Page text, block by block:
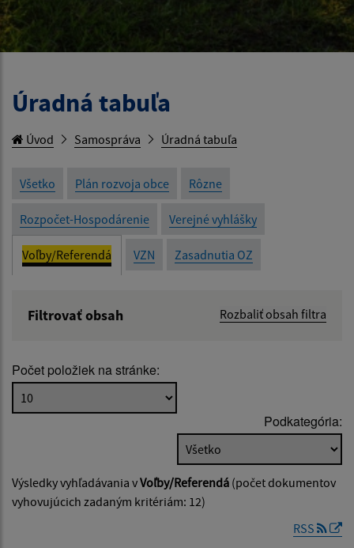
Úradná tabuľa
Úvod Samospráva Úradná tabuľa
Všetko Plán rozvoja obce Rôzne
Rozpočet-Hospodárenie Verejné vyhlášky
Voľby/Referendá VZN Zasadnutia OZ
Filtrovať obsah Rozbaliť obsah filtra
Popis:
Dátum zverejnenia do:
Počet položiek na stránke:
Podkategória:
Výsledky vyhľadávania vVoľby/Referendá (počet dokumentov
vyhovujúcich zadaným kritériám: 12)
RSS